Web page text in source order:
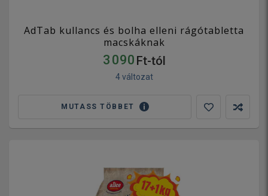
AdTab kullancs és bolha elleni rágótabletta
macskáknak
3 090 Ft-tól
4 változat
MUTASS TÖBBET